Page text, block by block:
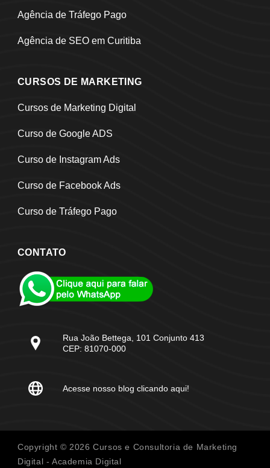
Agência de Tráfego Pago
Agência de SEO em Curitiba
CURSOS DE MARKETING
Cursos de Marketing Digital
Curso de Google ADS
Curso de Instagram Ads
Curso de Facebook Ads
Curso de Tráfego Pago
CONTATO
Rua João Bettega, 101 Conjunto 413
CEP: 81070-000
Acesse nosso blog clicando aqui!
Copyright © 2026 Cursos e Consultoria de Marketing
Digital - Academia Digital